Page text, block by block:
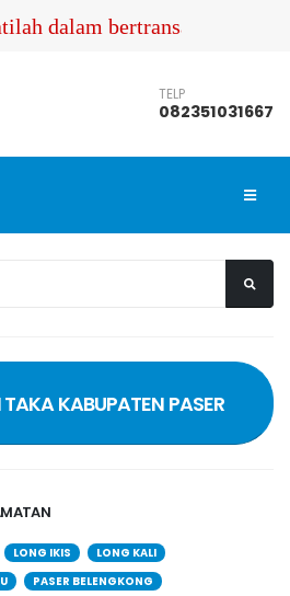
dalam bertransaksi !!!
TELP
082351031667
KABUPATEN PASER
LONG IKIS
LONG KALI
PASER BELENGKONG